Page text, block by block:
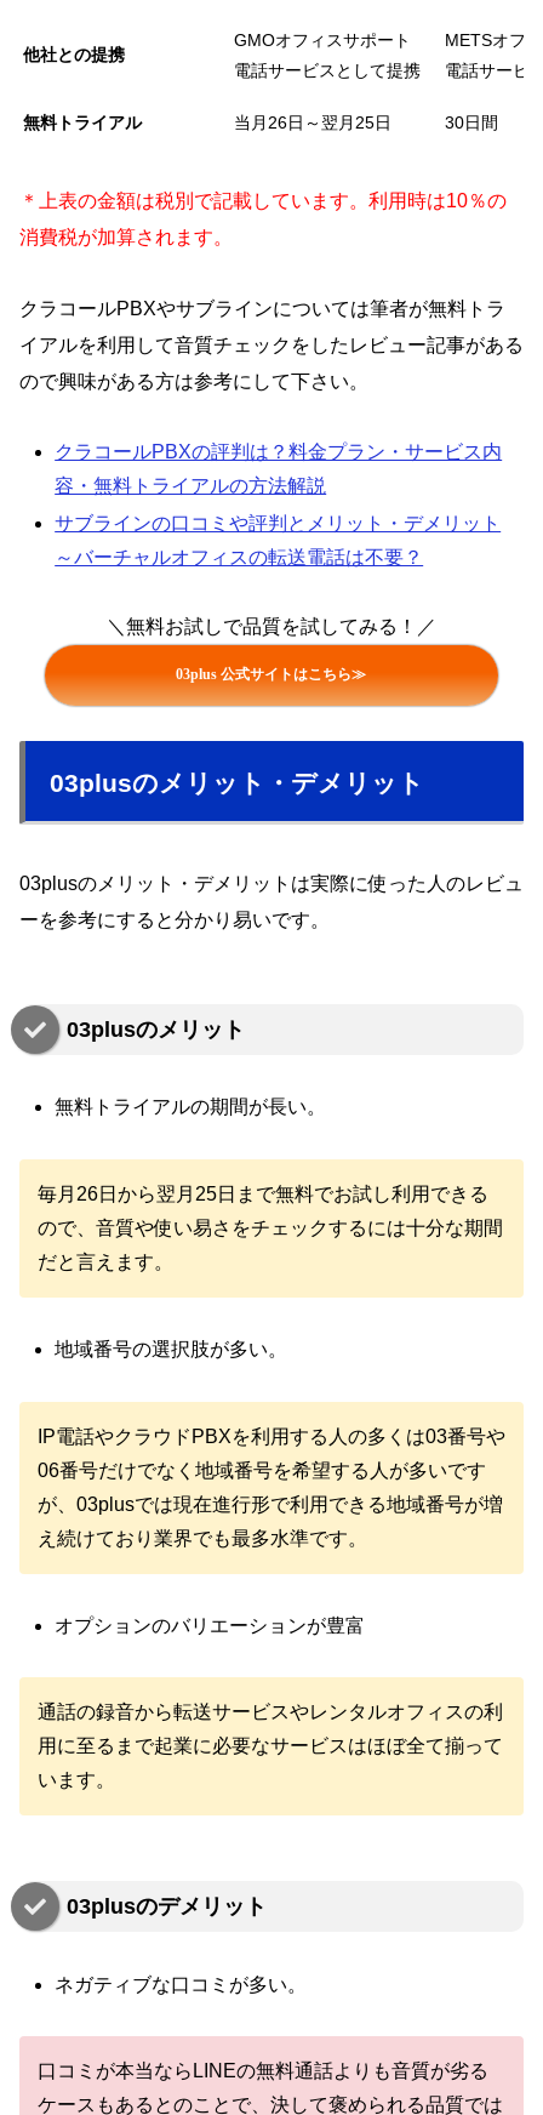
他社との提携
GMOオフィスサポート
電話サービスとして提携
METSオフ
電話サービ
無料トライアル 当月26日～翌月25日 30日間
＊上表の金額は税別で記載しています。利用時は10％の
消費税が加算されます。
クラコールPBXやサブラインについては筆者が無料トラ
イアルを利用して音質チェックをしたレビュー記事がある
ので興味がある方は参考にして下さい。
クラコールPBXの評判は？料金プラン・サービス内
容・無料トライアルの方法解説
サブラインの口コミや評判とメリット・デメリット
～バーチャルオフィスの転送電話は不要？
＼無料お試しで品質を試してみる！／
03plus 公式サイトはこちら≫
03plusのメリット・デメリット
03plusのメリット・デメリットは実際に使った人のレビュ
ーを参考にすると分かり易いです。
03plusのメリット
無料トライアルの期間が長い。
毎月26日から翌月25日まで無料でお試し利用できる
ので、音質や使い易さをチェックするには十分な期間
だと言えます。
地域番号の選択肢が多い。
IP電話やクラウドPBXを利用する人の多くは03番号や
06番号だけでなく地域番号を希望する人が多いです
が、03plusでは現在進行形で利用できる地域番号が増
え続けており業界でも最多水準です。
オプションのバリエーションが豊富
通話の録音から転送サービスやレンタルオフィスの利
用に至るまで起業に必要なサービスはほぼ全て揃って
います。
03plusのデメリット
ネガティブな口コミが多い。
口コミが本当ならLINEの無料通話よりも音質が劣る
ケースもあるとのことで、決して褒められる品質では